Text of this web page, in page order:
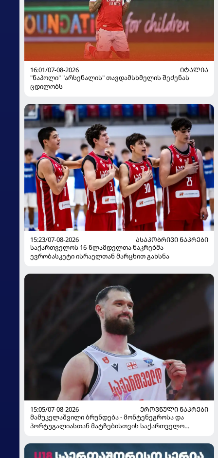
16:01/07-08-2026
ᲘᲢᲐᲚᲘᲐ
"ნაპოლი" "არსენალის" თავდამსხმელის შეძენას
ცდილობს
15:23/07-08-2026
ᲐᲡᲐᲙᲝᲑᲠᲘᲕᲘ ᲜᲐᲙᲠᲔᲑᲘ
საქართველოს 16-წლამდელთა ნაკრებმა
ევრობასკეტი ისრაელთან მარცხით გახსნა
15:05/07-08-2026
ᲔᲠᲝᲕᲜᲣᲚᲘ ᲜᲐᲙᲠᲔᲑᲘ
მამუკელაშვილი ბრუნდება - მონტენეგროსა და
პორტუგალიასთან მატჩებისთვის საქართველო